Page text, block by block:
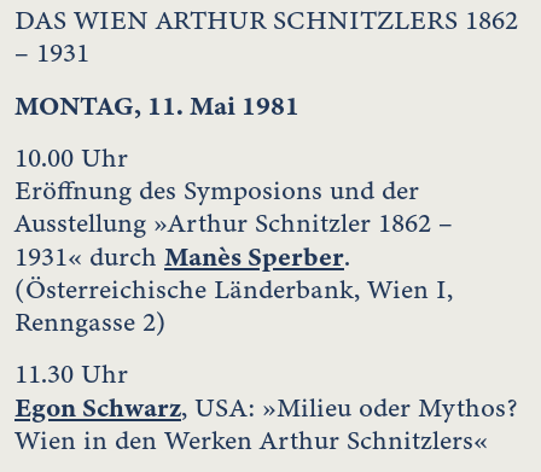
DAS WIEN ARTHUR SCHNITZLERS 1862
– 1931
MONTAG, 11. Mai 1981
10.00 Uhr
Eröffnung des Symposions und der
Ausstellung »Arthur Schnitzler 1862 –
1931« durch Manès Sperber.
(Österreichische Länderbank, Wien I,
Renngasse 2)
11.30 Uhr
Egon Schwarz, USA: »Milieu oder Mythos?
Wien in den Werken Arthur Schnitzlers«